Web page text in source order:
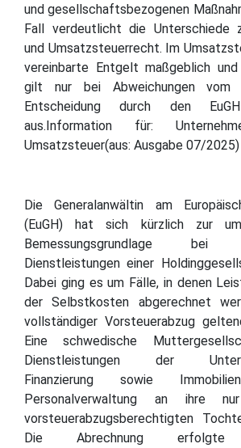
und gesellschaftsbezogenen
Fall verdeutlicht die Unterschiede
und Umsatzsteuerrecht. Im
vereinbarte Entgelt maßgeblich
gilt nur bei Abweichungen vom
Entscheidung durch den
aus.Information für:
Umsatzsteuer(aus: Ausgabe 07/2025)
Die Generalanwältin am
(EuGH) hat sich kürzlich zur
Bemessungsgrundlage bei
Dienstleistungen einer
Dabei ging es um Fälle, in denen
der Selbstkosten abgerechnet
vollständiger Vorsteuerabzug
Eine schwedische
Dienstleistungen der
Finanzierung sowie
Personalverwaltung an ihre
vorsteuerabzugsberechtigten
Die Abrechnung